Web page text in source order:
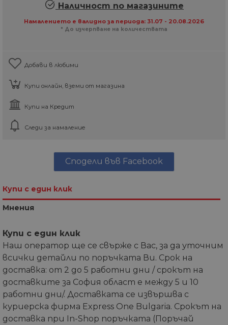
Наличност по магазините
Намалението е валидно за периода: 31.07 - 20.08.2026
* До изчерпване на количествата
Добави в любими
Купи онлайн, вземи от магазина
Купи на Кредит
Следи за намаление
Сподели във Facebook
Купи с един клик
Мнения
Купи с един клик
Наш оператор ще се свърже с Вас, за да уточним
всички детайли по поръчката Ви. Срок на
доставка: от 2 до 5 работни дни / срокът на
доставките за София област е между 5 и 10
работни дни/. Доставката се извършва с
куриерска фирма Express One Bulgaria. Срокът на
доставка при In-Shop поръчката (Поръчай